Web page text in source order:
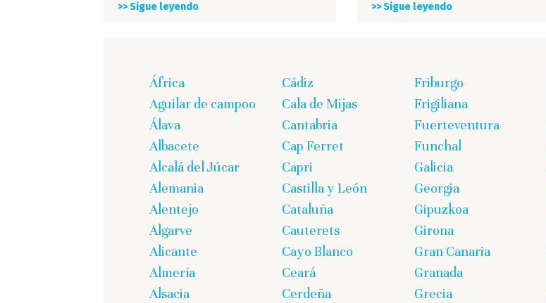
>> Sigue leyendo >> Sigue leyendo
África
Aguilar de campoo
Álava
Albacete
Alcalá del Júcar
Alemania
Alentejo
Algarve
Alicante
Almería
Alsacia
Cádiz
Cala de Mijas
Cantabria
Cap Ferret
Capri
Castilla y León
Cataluña
Cauterets
Cayo Blanco
Ceará
Cerdeña
Friburgo
Frigiliana
Fuerteventura
Funchal
Galicia
Georgia
Gipuzkoa
Girona
Gran Canaria
Granada
Grecia